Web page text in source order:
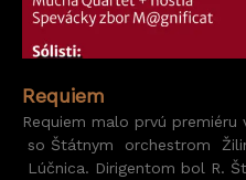
Requiem
Requiem malo prvú premiéru
so Štátnym orchestrom
Lúčnica. Dirigentom bol R.